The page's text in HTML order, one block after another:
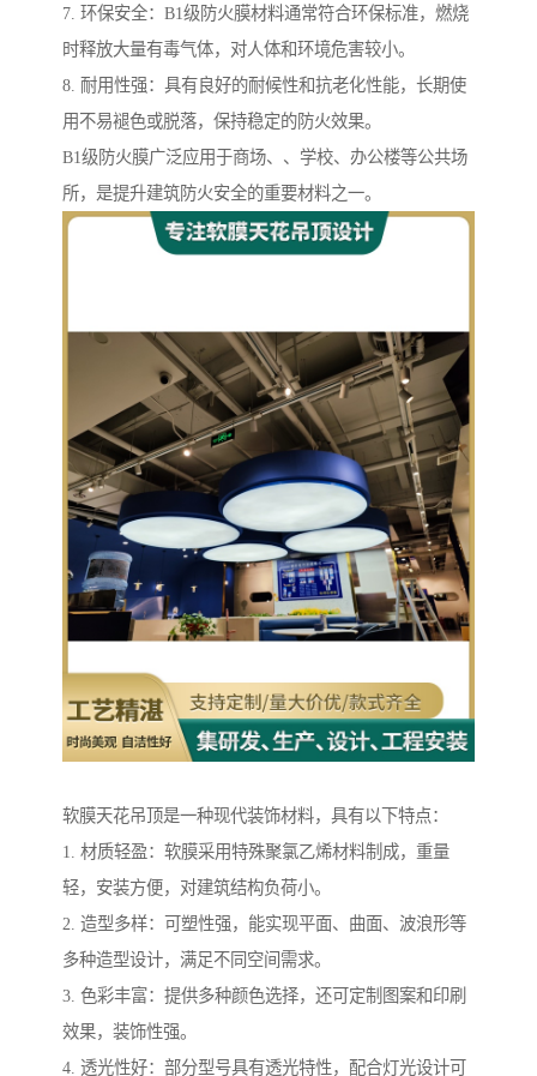
7. 环保安全：B1级防火膜材料通常符合环保标准，燃烧
时释放大量有毒气体，对人体和环境危害较小。
8. 耐用性强：具有良好的耐候性和抗老化性能，长期使
用不易褪色或脱落，保持稳定的防火效果。
B1级防火膜广泛应用于商场、、学校、办公楼等公共场
所，是提升建筑防火安全的重要材料之一。
软膜天花吊顶是一种现代装饰材料，具有以下特点：
1. 材质轻盈：软膜采用特殊聚氯乙烯材料制成，重量
轻，安装方便，对建筑结构负荷小。
2. 造型多样：可塑性强，能实现平面、曲面、波浪形等
多种造型设计，满足不同空间需求。
3. 色彩丰富：提供多种颜色选择，还可定制图案和印刷
效果，装饰性强。
4. 透光性好：部分型号具有透光特性，配合灯光设计可